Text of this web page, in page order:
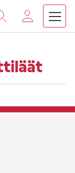
lähettiläät